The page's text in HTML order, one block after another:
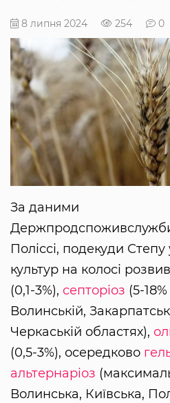
8 липня 2024 254 0
За даними
Поліссі, подекуди
культур на колосі
(0,1-3%), септоріоз (5-
Волинській,
Черкаській областях),
(0,5-3%), осередково
альтернаріоз
Волинська, Київська,